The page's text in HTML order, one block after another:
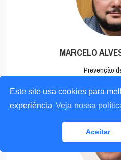
Este site usa cookies para
experiência Veja nossa
Aceitar
MARCELO
Prevenção